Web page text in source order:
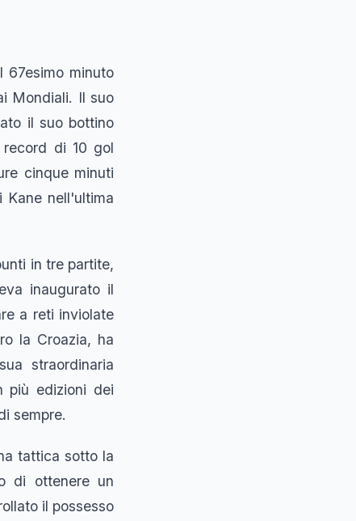
67esimo minuto
Mondiali. Il suo
il suo bottino
record di 10 gol
cinque minuti
Kane nell'ultima
in tre partite,
inaugurato il
a reti inviolate
la Croazia, ha
straordinaria
più edizioni dei
sempre.
tattica sotto la
di ottenere un
il possesso